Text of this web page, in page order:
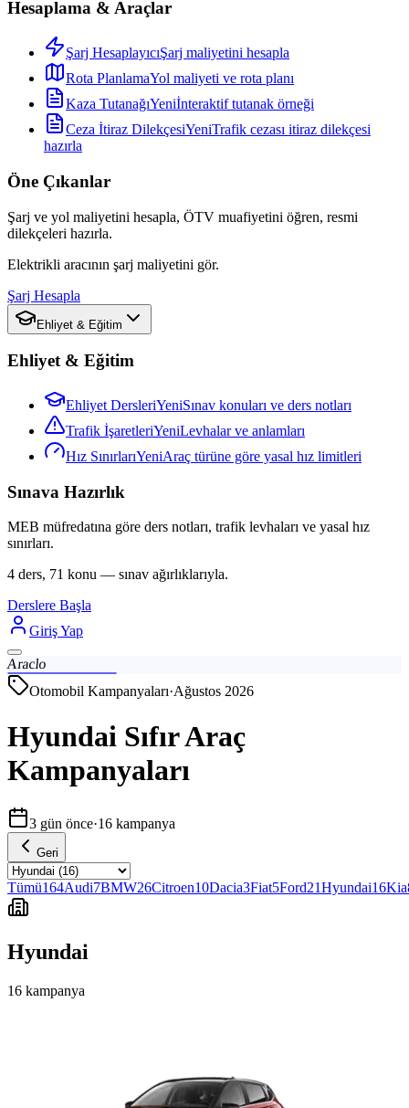
Hesaplama & Araçlar
Şarj HesaplayıcıŞarj maliyetini hesapla
Rota PlanlamaYol maliyeti ve rota planı
Kaza TutanağıYeniİnteraktif tutanak örneği
Ceza İtiraz DilekçesiYeniTrafik cezası itiraz dilekçesi
hazırla
Öne Çıkanlar
Şarj ve yol maliyetini hesapla, ÖTV muafiyetini öğren, resmi
dilekçeleri hazırla.
Elektrikli aracının şarj maliyetini gör.
Şarj Hesapla
Ehliyet & Eğitim
Ehliyet & Eğitim
Ehliyet DersleriYeniSınav konuları ve ders notları
Trafik İşaretleriYeniLevhalar ve anlamları
Hız SınırlarıYeniAraç türüne göre yasal hız limitleri
Sınava Hazırlık
MEB müfredatına göre ders notları, trafik levhaları ve yasal hız
sınırları.
4 ders, 71 konu — sınav ağırlıklarıyla.
Derslere Başla
Giriş Yap
Araclo
Otomobil Kampanyaları·Ağustos 2026
Hyundai Sıfır Araç
Kampanyaları
3 gün önce·16 kampanya
Geri
Tümü164Audi7BMW26Citroen10Dacia3Fiat5Ford21Hyundai16Kia
Hyundai
16 kampanya